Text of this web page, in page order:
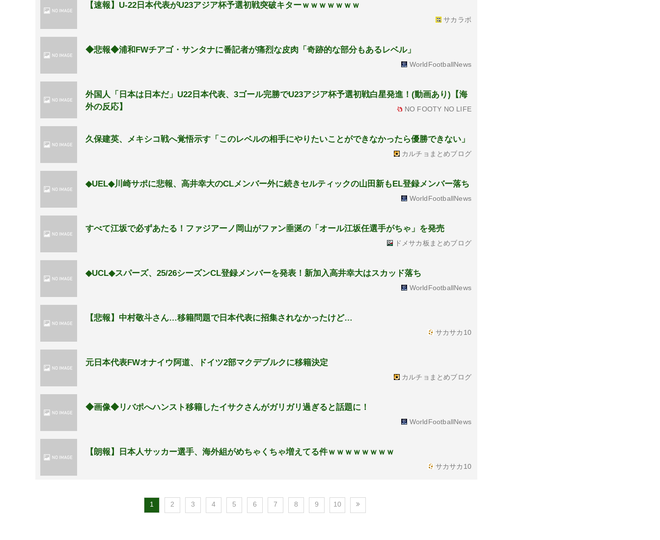
【速報】U-22日本代表がU23アジア杯予選初戦突破キターｗｗｗｗｗｗｗ
サカラボ
◆悲報◆浦和FWチアゴ・サンタナに番記者が痛烈な皮肉「奇跡的な部分もあるレベル」
WorldFootballNews
外国人「日本は日本だ」U22日本代表、3ゴール完勝でU23アジア杯予選初戦白星発進！(動画あり)【海
外の反応】
NO FOOTY NO LIFE
久保建英、メキシコ戦へ覚悟示す「このレベルの相手にやりたいことができなかったら優勝できない」
カルチョまとめブログ
◆UEL◆川崎サポに悲報、高井幸大のCLメンバー外に続きセルティックの山田新もEL登録メンバー落ち
WorldFootballNews
すべて江坂で必ずあたる！ファジアーノ岡山がファン垂涎の「オール江坂任選手がちゃ」を発売
ドメサカ板まとめブログ
◆UCL◆スパーズ、25/26シーズンCL登録メンバーを発表！新加入高井幸大はスカッド落ち
WorldFootballNews
【悲報】中村敬斗さん…移籍問題で日本代表に招集されなかったけど…
サカサカ10
元日本代表FWオナイウ阿道、ドイツ2部マクデブルクに移籍決定
カルチョまとめブログ
◆画像◆リバポへハンスト移籍したイサクさんがガリガリ過ぎると話題に！
WorldFootballNews
【朗報】日本人サッカー選手、海外組がめちゃくちゃ増えてる件ｗｗｗｗｗｗｗｗ
サカサカ10
1 2 3 4 5 6 7 8 9 10